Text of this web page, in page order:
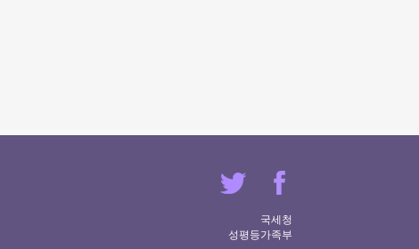
국세청
성평등가족부